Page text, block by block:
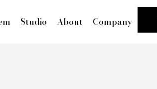
Studio About Company